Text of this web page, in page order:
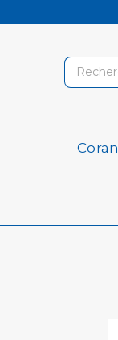
Coran